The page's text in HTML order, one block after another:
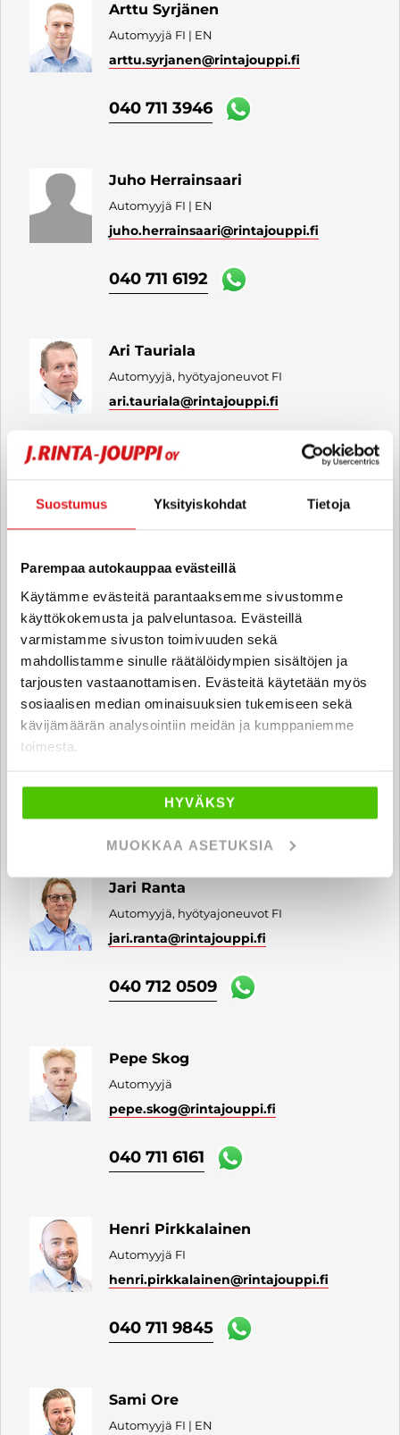
Suostumus Yksityiskohdat Tietoja
Parempaa autokauppaa evästeillä
Käytämme evästeitä parantaaksemme sivustomme
käyttökokemusta ja palveluntasoa. Evästeillä
varmistamme sivuston toimivuuden sekä
mahdollistamme sinulle räätälöidympien sisältöjen ja
tarjousten vastaanottamisen. Evästeitä käytetään myös
sosiaalisen median ominaisuuksien tukemiseen sekä
kävijämäärän analysointiin meidän ja kumppaniemme
toimesta.
HYVÄKSY
MUOKKAA ASETUKSIA
Arttu Syrjänen
Automyyjä FI | EN
arttu.syrjanen@rintajouppi.fi
040 711 3946
Juho Herrainsaari
Automyyjä FI | EN
juho.herrainsaari@rintajouppi.fi
040 711 6192
Ari Tauriala
Automyyjä, hyötyajoneuvot FI
ari.tauriala@rintajouppi.fi
040 712 0496
Automyyjä FI
miro.paavilainen@rintajouppi.fi
040 711 6194
Jani Vasilev
040 711 9894
Jari Ranta
Automyyjä, hyötyajoneuvot FI
jari.ranta@rintajouppi.fi
040 712 0509
Pepe Skog
Automyyjä
pepe.skog@rintajouppi.fi
040 711 6161
Henri Pirkkalainen
Automyyjä FI
henri.pirkkalainen@rintajouppi.fi
040 711 9845
Sami Ore
Automyyjä FI | EN